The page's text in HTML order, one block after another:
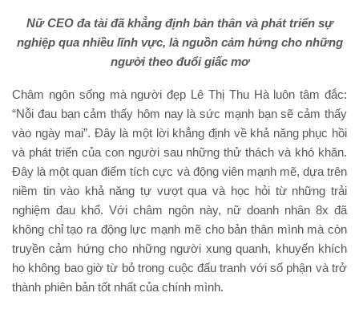
Nữ CEO đa tài đã khẳng định bản thân và phát triển sự
nghiệp qua nhiều lĩnh vực, là nguồn cảm hứng cho những
người theo đuổi giấc mơ
Châm ngôn sống mà người đẹp Lê Thị Thu Hà luôn tâm đắc:
“Nỗi đau bạn cảm thấy hôm nay là sức mạnh bạn sẽ cảm thấy
vào ngày mai”. Đây là một lời khẳng định về khả năng phục hồi
và phát triển của con người sau những thử thách và khó khăn.
Đây là một quan điểm tích cực và động viên mạnh mẽ, dựa trên
niềm tin vào khả năng tự vượt qua và học hỏi từ những trải
nghiệm đau khổ. Với châm ngôn này, nữ doanh nhân 8x đã
không chỉ tạo ra động lực mạnh mẽ cho bản thân mình mà còn
truyền cảm hứng cho những người xung quanh, khuyến khích
họ không bao giờ từ bỏ trong cuộc đấu tranh với số phận và trở
thành phiên bản tốt nhất của chính mình.